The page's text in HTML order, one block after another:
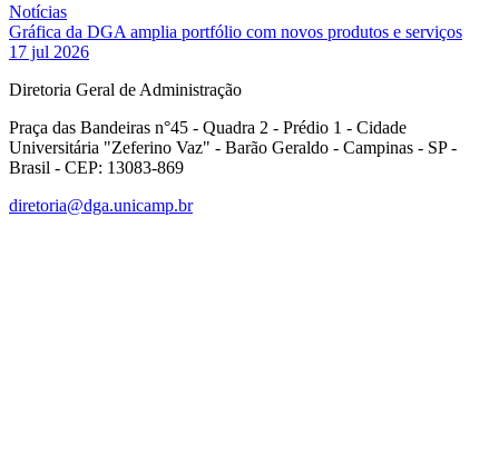
Notícias
Gráfica da DGA amplia portfólio com novos produtos e serviços
17 jul 2026
Diretoria Geral de Administração
Praça das Bandeiras n°45 - Quadra 2 - Prédio 1 - Cidade
Universitária "Zeferino Vaz" - Barão Geraldo - Campinas - SP -
Brasil - CEP: 13083-869
diretoria@dga.unicamp.br